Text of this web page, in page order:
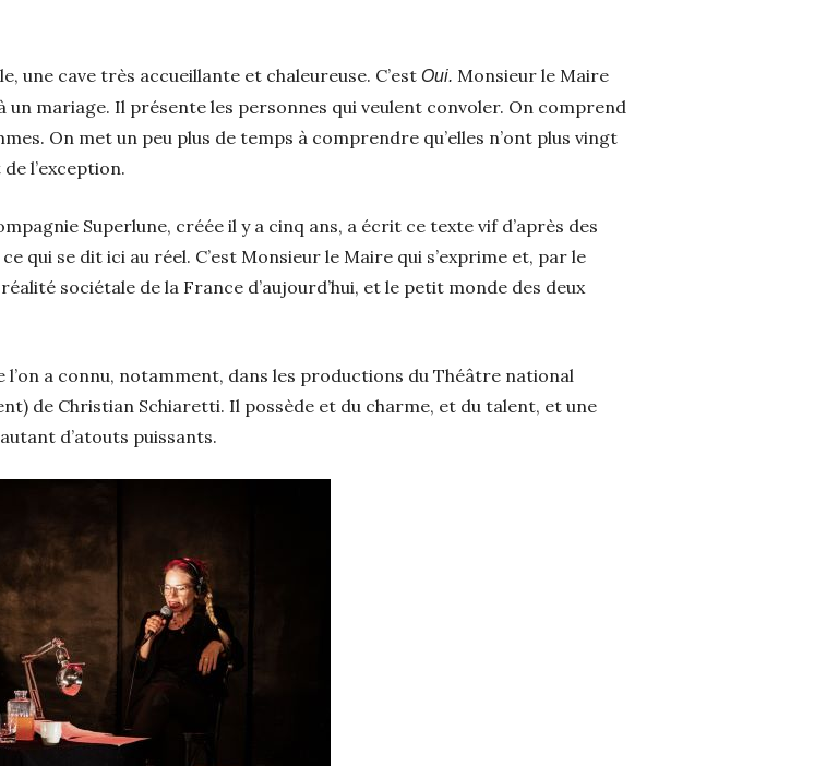
une cave très accueillante et chaleureuse. C’est Oui. Monsieur le Maire
mariage. Il présente les personnes qui veulent convoler. On comprend
On met un peu plus de temps à comprendre qu’elles n’ont plus vingt
l’exception.
Superlune, créée il y a cinq ans, a écrit ce texte vif d’après des
qui se dit ici au réel. C’est Monsieur le Maire qui s’exprime et, par le
sociétale de la France d’aujourd’hui, et le petit monde des deux
l’on a connu, notamment, dans les productions du Théâtre national
de Christian Schiaretti. Il possède et du charme, et du talent, et une
d’atouts puissants.